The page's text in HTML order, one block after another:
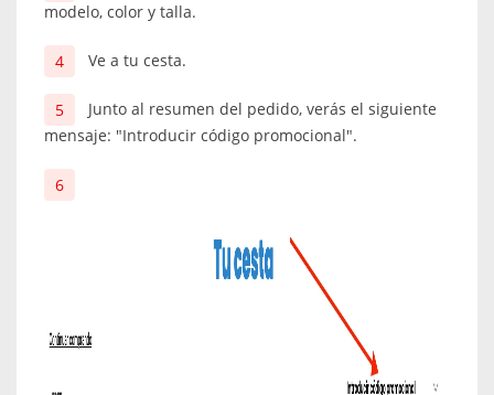
modelo, color y talla.
Ve a tu cesta.
Junto al resumen del pedido, verás el siguiente
mensaje: "Introducir código promocional".